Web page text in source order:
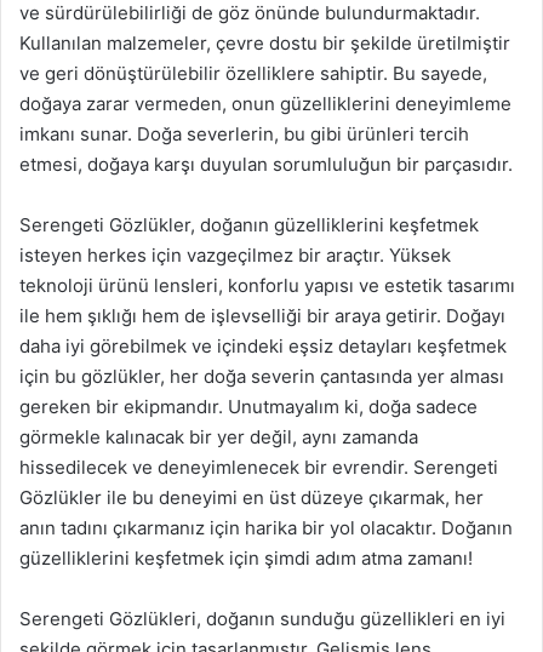
ve sürdürülebilirliği de göz önünde bulundurmaktadır.
Kullanılan malzemeler, çevre dostu bir şekilde üretilmiştir
ve geri dönüştürülebilir özelliklere sahiptir. Bu sayede,
doğaya zarar vermeden, onun güzelliklerini deneyimleme
imkanı sunar. Doğa severlerin, bu gibi ürünleri tercih
etmesi, doğaya karşı duyulan sorumluluğun bir parçasıdır.
Serengeti Gözlükler, doğanın güzelliklerini keşfetmek
isteyen herkes için vazgeçilmez bir araçtır. Yüksek
teknoloji ürünü lensleri, konforlu yapısı ve estetik tasarımı
ile hem şıklığı hem de işlevselliği bir araya getirir. Doğayı
daha iyi görebilmek ve içindeki eşsiz detayları keşfetmek
için bu gözlükler, her doğa severin çantasında yer alması
gereken bir ekipmandır. Unutmayalım ki, doğa sadece
görmekle kalınacak bir yer değil, aynı zamanda
hissedilecek ve deneyimlenecek bir evrendir. Serengeti
Gözlükler ile bu deneyimi en üst düzeye çıkarmak, her
anın tadını çıkarmanız için harika bir yol olacaktır. Doğanın
güzelliklerini keşfetmek için şimdi adım atma zamanı!
Serengeti Gözlükleri, doğanın sunduğu güzellikleri en iyi